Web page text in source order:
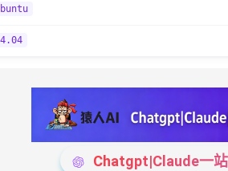
Chatgpt|Claude一